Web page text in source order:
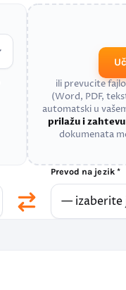
ili prevucite
(Word, PDF,
automatski u
prilažu i
dokumenata
Prevod na jezik *